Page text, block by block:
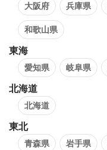
大阪府 兵庫県
和歌山県
東海
愛知県 岐阜県
北海道
北海道
東北
青森県 岩手県